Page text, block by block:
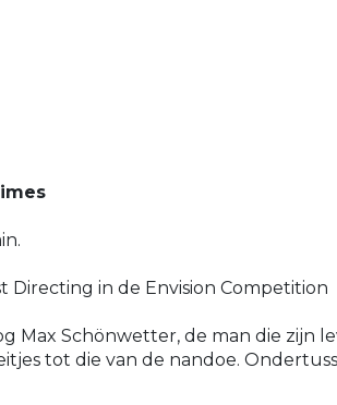
Directing in de Envision Competition
Max Schönwetter, de man die zijn
tot die van de nandoe.